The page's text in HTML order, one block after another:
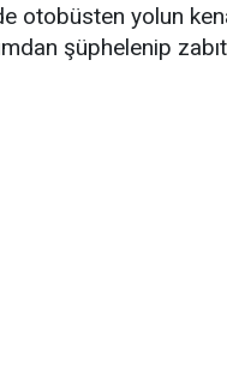
otobüsten yolun
şüphelenip